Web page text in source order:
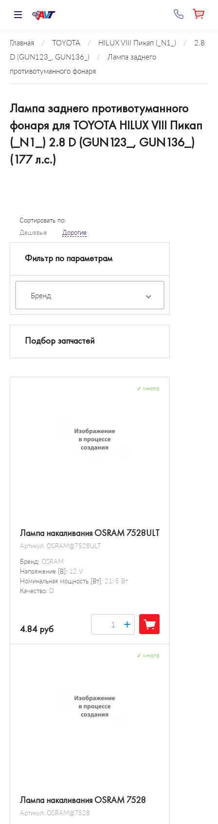
Главная / TOYOTA / HILUX VIII Пикап (_N1_) /
2.8
D (GUN123_, GUN136_)
/
Лампа заднего
противотуманного фонаря
Лампа заднего противотуманного
фонаря для TOYOTA HILUX VIII Пикап
(_N1_) 2.8 D (GUN123_, GUN136_)
(177 л.с.)
Сортировать по:
Дешевые
Дорогие
Лампа накаливания OSRAM 7528ULT
Артикул: OSRAM@7528ULT
Бренд: OSRAM
Напряжение [В]: 12 V
Номинальная мощность [Вт]: 21/5 Вт
Качество: D
много
4.84 руб +
Лампа накаливания OSRAM 7528
Артикул: OSRAM@7528
много
Фильтр по параметрам
Бренд
Подбор запчастей